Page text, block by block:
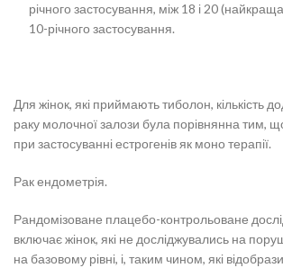
річного застосування, між 18 і 20
10-річного застосування.
Для жінок, які приймають тиболон, кількість
раку молочної залози була порівнянна тим,
при застосуванні естрогенів як моно терапії.
Рак ендометрія.
Рандомізоване плацебо-контрольоване
включає жінок, які не досліджувались на
на базовому рівні, і, таким чином, які